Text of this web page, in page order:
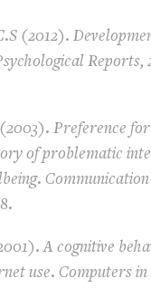
(2012).
Reports,
Preference
of problematic
Communication
A cognitive
use. Computers